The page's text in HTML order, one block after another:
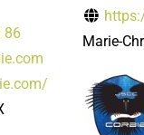
86
Marie-